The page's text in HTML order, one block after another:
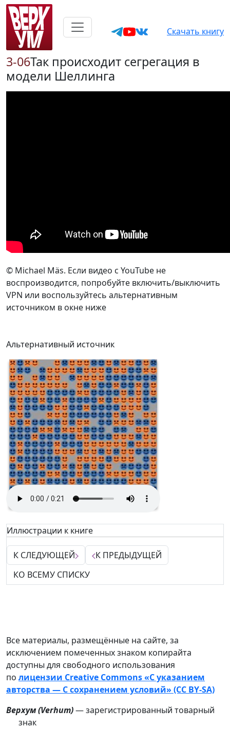
Скачать книгу
3-06Так происходит сегрегация в
модели Шеллинга
© Michael Mäs. Если видео с YouTube не
воспроизводится, попробуйте включить/выключить
VPN или воспользуйтесь альтернативным
источником в окне ниже
Альтернативный источник
Иллюстрации к книге
К СЛЕДУЮЩЕЙ
К ПРЕДЫДУЩЕЙ
КО ВСЕМУ СПИСКУ
Все материалы, размещённые на сайте, за
исключением помеченных знаком копирайта
доступны для свободного использования
по лицензии Creative Commons «С указанием
авторства — С сохранением условий» (CC BY-SA)
Верхум (Verhum)— зарегистрированный товарный
знак